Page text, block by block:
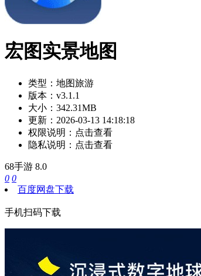
宏图实景地图
类型： 地图旅游
版本： v3.1.1
大小： 342.31MB
更新： 2026-03-13 14:18:18
权限说明： 点击查看
隐私说明： 点击查看
68手游 8.0
0 0
百度网盘下载
手机扫码下载